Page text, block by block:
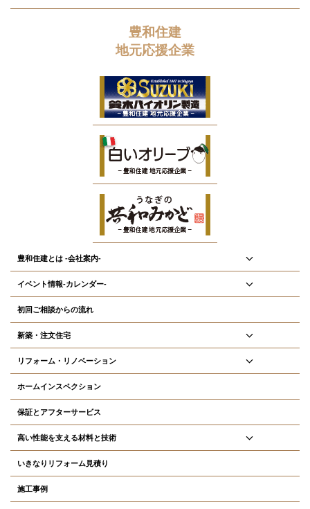
豊和住建
地元応援企業
豊和住建とは -会社案内-
イベント情報-カレンダー-
初回ご相談からの流れ
新築・注文住宅
リフォーム・リノベーション
ホームインスペクション
保証とアフターサービス
高い性能を支える材料と技術
いきなりリフォーム見積り
施工事例